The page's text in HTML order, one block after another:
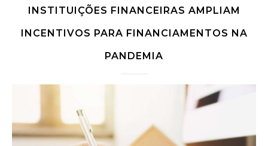
INSTITUIÇÕES FINANCEIRAS AMPLIAM
INCENTIVOS PARA FINANCIAMENTOS NA
PANDEMIA